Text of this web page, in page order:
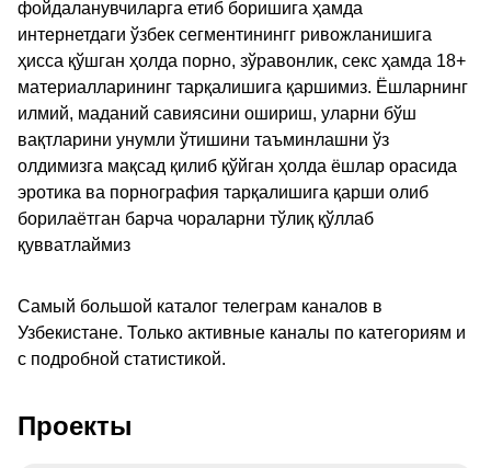
фойдаланувчиларга етиб боришига ҳамда
интернетдаги ўзбек сегментинингг ривожланишига
ҳисса қўшган ҳолда порно, зўравонлик, секс ҳамда 18+
материалларининг тарқалишига қаршимиз. Ёшларнинг
илмий, маданий савиясини ошириш, уларни бўш
вақтларини унумли ўтишини таъминлашни ўз
олдимизга мақсад қилиб қўйган ҳолда ёшлар орасида
эротика ва порнография тарқалишига қарши олиб
борилаётган барча чораларни тўлиқ қўллаб
қувватлаймиз
Самый большой каталог телеграм каналов в
Узбекистане. Только активные каналы по категориям и
с подробной статистикой.
Проекты